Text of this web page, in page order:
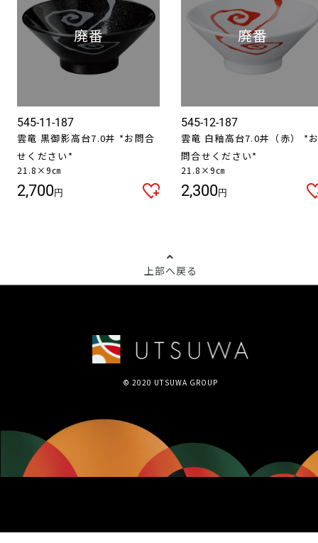
545-11-187
雲竜 黒御影高台7.0丼 *お問合
せください*
21.8×9㎝
2,700円
545-12-187
雲竜 白釉高台7.0丼（赤） *
問合せください*
21.8×9㎝
2,300円
上部へ戻る
© 2020 UTSUWA GROUP